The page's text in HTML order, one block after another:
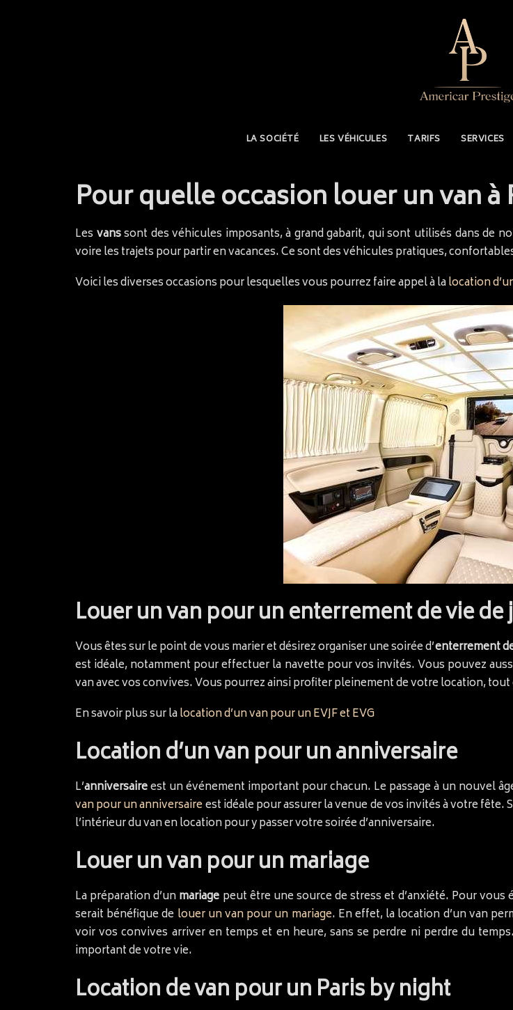
LA SOCIÉTÉ LES VÉHICULES TARIFS SERVICES
Pour quelle occasion louer un van à
Les vanssont des véhicules imposants, à grand gabarit, qui sont utilisés dans de
voire les trajets pour partir en vacances. Ce sont des véhicules pratiques,
Voici les diverses occasions pour lesquelles vous pourrez faire appel à lalocation
Louer un van pour un enterrement de vie
Vous êtes sur le point de vous marier et désirez organiser une soirée d’enterrement
est idéale, notamment pour effectuer la navette pour vos invités. Vous pouvez
van avec vos convives. Vous pourrez ainsi profiter pleinement de votre location,
En savoir plus sur lalocation d’un van pour un EVJF et EVG
Location d’un van pour un anniversaire
L’anniversaireest un événement important pour chacun. Le passage à un nouvel
van pour un anniversaireest idéale pour assurer la venue de vos invités à votre
l’intérieur du van en location pour y passer votre soirée d’anniversaire.
Louer un van pour un mariage
La préparation d’unmariage peut être une source de stress et d’anxiété. Pour
serait bénéfique de louer un van pour un mariage. En effet, la location d’un van
voir vos convives arriver en temps et en heure, sans se perdre ni perdre du
important de votre vie.
Location de van pour un Paris by night